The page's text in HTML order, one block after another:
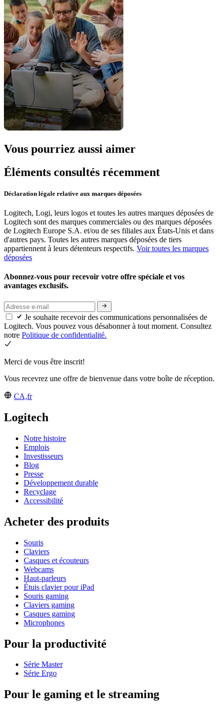
Vous pourriez aussi aimer
Éléments consultés récemment
Déclaration légale relative aux marques déposées
Logitech, Logi, leurs logos et toutes les autres marques déposées de
Logitech sont des marques commerciales ou des marques déposées
de Logitech Europe S.A. et/ou de ses filiales aux États-Unis et dans
d'autres pays. Toutes les autres marques déposées de tiers
appartiennent à leurs détenteurs respectifs. Voir toutes les marques
déposées
Abonnez-vous pour recevoir votre offre spéciale et vos
avantages exclusifs.
Je souhaite recevoir des communications personnalisées de
Logitech. Vous pouvez vous désabonner à tout moment. Consultez
notre Politique de confidentialité.
Merci de vous être inscrit!
Vous recevrez une offre de bienvenue dans votre boîte de réception.
CA,fr
Logitech
Notre histoire
Emplois
Investisseurs
Blog
Presse
Développement durable
Recyclage
Accessibilité
Acheter des produits
Souris
Claviers
Casques et écouteurs
Webcams
Haut-parleurs
Étuis clavier pour iPad
Souris gaming
Claviers gaming
Casques gaming
Microphones
Pour la productivité
Série Master
Série Ergo
Pour le gaming et le streaming